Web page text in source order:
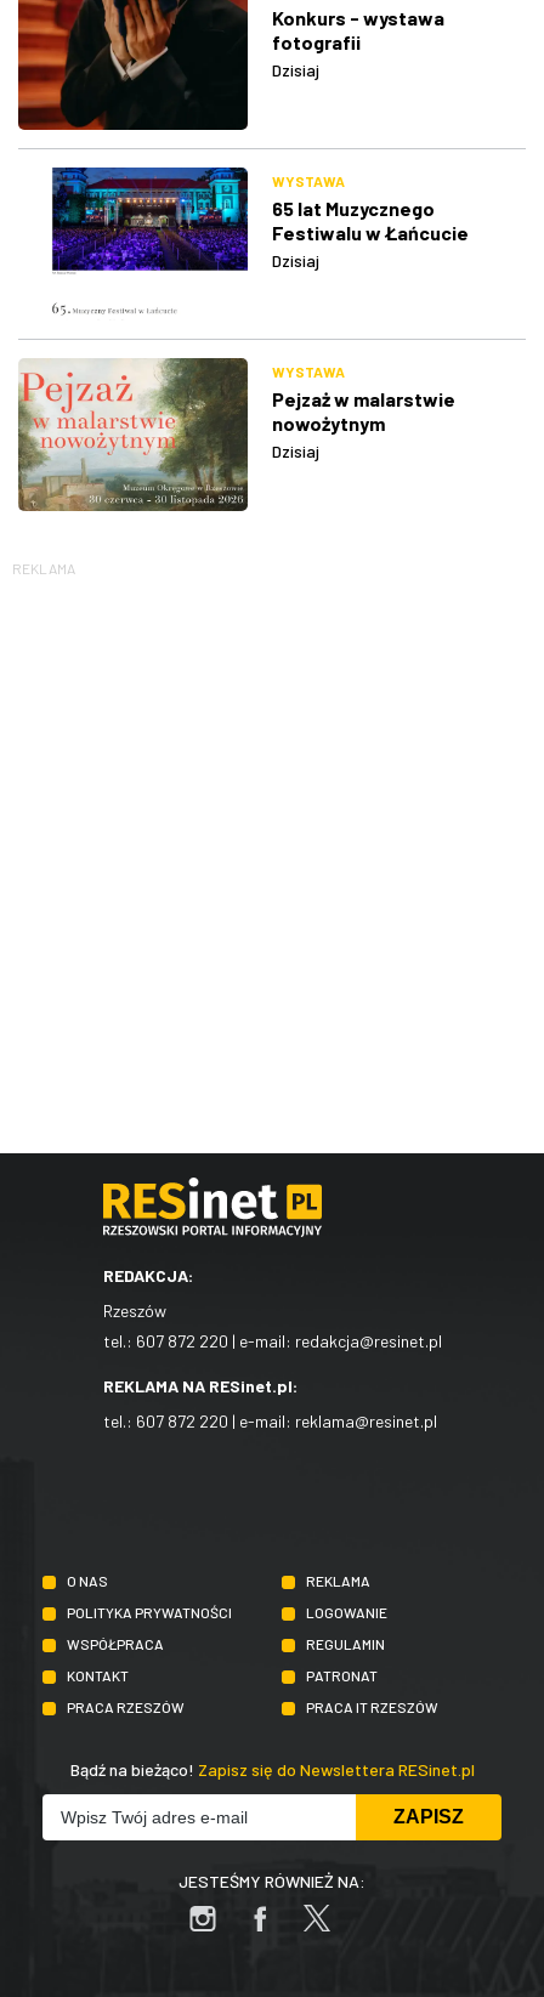
Konkurs - wystawa
fotografii
Dzisiaj
WYSTAWA
65 lat Muzycznego
Festiwalu w Łańcucie
Dzisiaj
WYSTAWA
Pejzaż w malarstwie
nowożytnym
Dzisiaj
REKLAMA
REDAKCJA:
Rzeszów
tel.: 607 872 220 | e-mail: redakcja@resinet.pl
REKLAMA NA RESinet.pl:
tel.: 607 872 220 | e-mail: reklama@resinet.pl
O NAS
REKLAMA
POLITYKA PRYWATNOŚCI
LOGOWANIE
WSPÓŁPRACA
REGULAMIN
KONTAKT
PATRONAT
PRACA RZESZÓW
PRACA IT RZESZÓW
Bądź na bieżąco! Zapisz się do Newslettera RESinet.pl
JESTEŚMY RÓWNIEŻ NA: